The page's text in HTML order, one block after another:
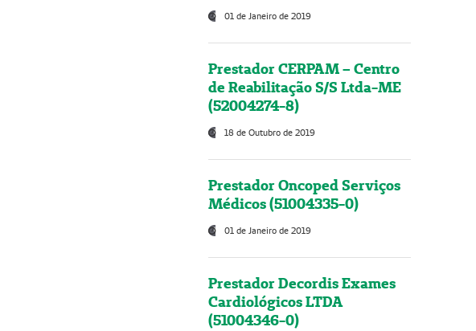
01 de Janeiro de 2019
Prestador CERPAM – Centro
de Reabilitação S/S Ltda-ME
(52004274-8)
18 de Outubro de 2019
Prestador Oncoped Serviços
Médicos (51004335-0)
01 de Janeiro de 2019
Prestador Decordis Exames
Cardiológicos LTDA
(51004346-0)